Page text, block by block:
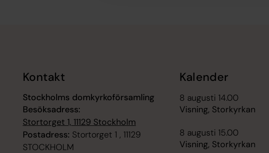
Kontakt
Stockholms domkyrkoförsamling
Besöksadress:
Stortorget 1, 11129 Stockholm
Postadress: Stortorget 1 , 11129
STOCKHOLM
Kalender
8 augusti 14.00
Visning, Storkyrkan
8 augusti 15.00
Visning, Storkyrkan